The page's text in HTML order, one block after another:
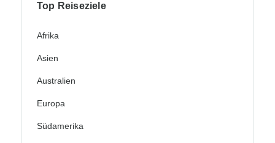
Top Reiseziele
Afrika
Asien
Australien
Europa
Südamerika